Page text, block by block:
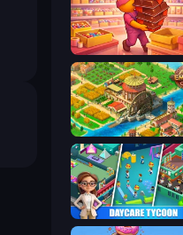
Candy Packing Store
Empire City
DayCare Tycoon